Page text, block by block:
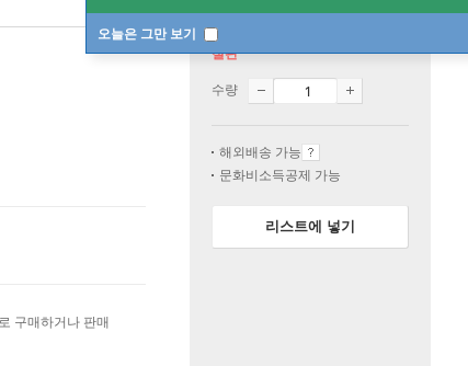
오늘은 그만 보기
구매하거나 판매
절판
수량
해외배송 가능
문화비소득공제 가능
리스트에 넣기